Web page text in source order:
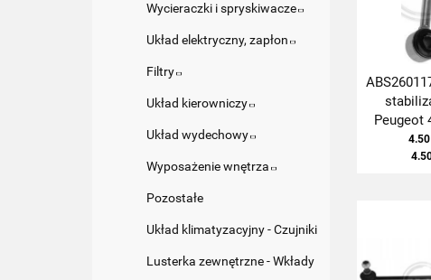
Wycieraczki i spryskiwacze
Układ elektryczny, zapłon
Filtry
Układ kierowniczy
Układ wydechowy
Wyposażenie wnętrza
Pozostałe
Układ klimatyzacyjny - Czujniki
Lusterka zewnętrzne - Wkłady
Peugeot
4.50